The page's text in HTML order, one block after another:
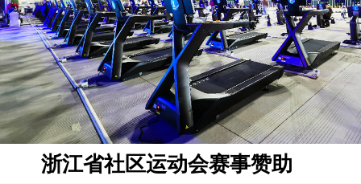
浙江省社区运动会赛事赞助